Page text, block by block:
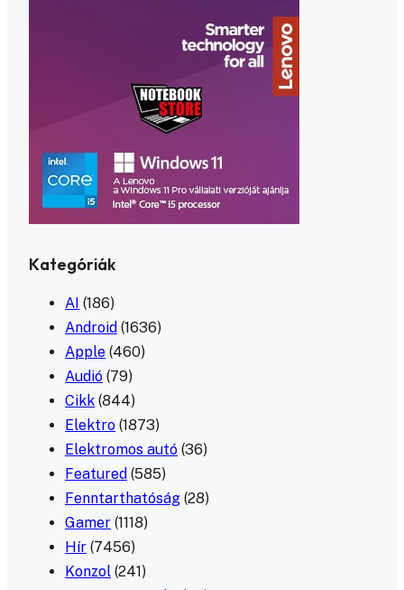
Kategóriák
AI (186)
Android (1636)
Apple (460)
Audió (79)
Cikk (844)
Elektro (1873)
Elektromos autó (36)
Featured (585)
Fenntarthatóság (28)
Gamer (1118)
Hír (7456)
Konzol (241)